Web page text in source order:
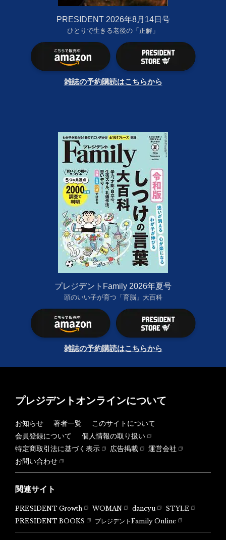
PRESIDENT 2026年8月14日号
ひとりで生きる老後の「正解」
雑誌の予約購読はこちらから
プレジデントFamily 2026年夏号
頭のいい子が育つ「育脳」大百科
雑誌の予約購読はこちらから
プレジデントオンラインについて
お知らせ 著者一覧
このサイトについて
会員登録について
個人情報の取り扱い
特定商取引法に基づく表示
広告掲載
運営会社
お問い合わせ
関連サイト
PRESIDENT Growth WOMAN dancyu
STYLE
PRESIDENT BOOKS
プレジデントFamily Online